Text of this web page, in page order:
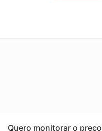
Quero monitorar o preço